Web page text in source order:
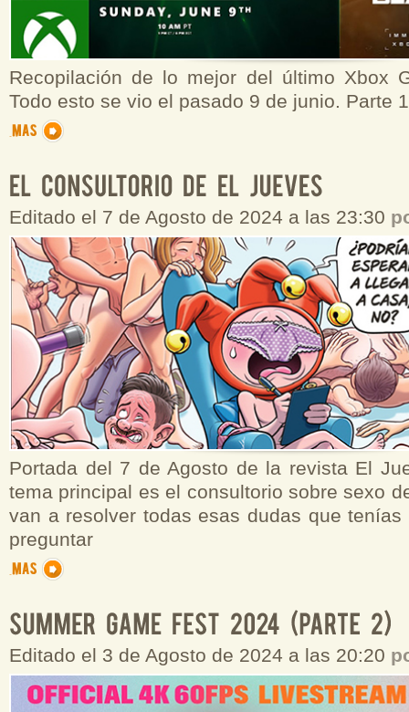
Recopilación de lo mejor del último Xbox
Todo esto se vio el pasado 9 de junio. Parte 1
Editado el 7 de Agosto de 2024 a las 23:30
Portada del 7 de Agosto de la revista El
tema principal es el consultorio sobre sexo
van a resolver todas esas dudas que
preguntar
Editado el 3 de Agosto de 2024 a las 20:20